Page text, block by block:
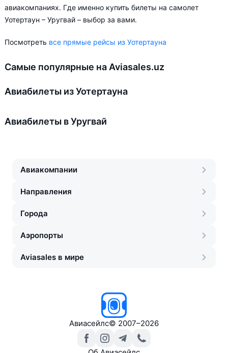
авиакомпаниях. Где именно купить билеты на самолет
Уотертаун – Уругвай – выбор за вами.
Посмотреть все прямые рейсы из Уотертауна
Самые популярные на Aviasales.uz
Авиабилеты из Уотертауна
Авиабилеты в Уругвай
Авиакомпании
Направления
Города
Аэропорты
Aviasales в мире
Авиасейлс© 2007–2026